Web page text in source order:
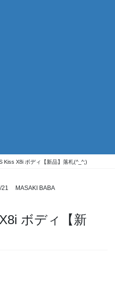
Kiss X8i ボディ【新品】落札(^_^;)
21 MASAKI BABA
ボディ【新